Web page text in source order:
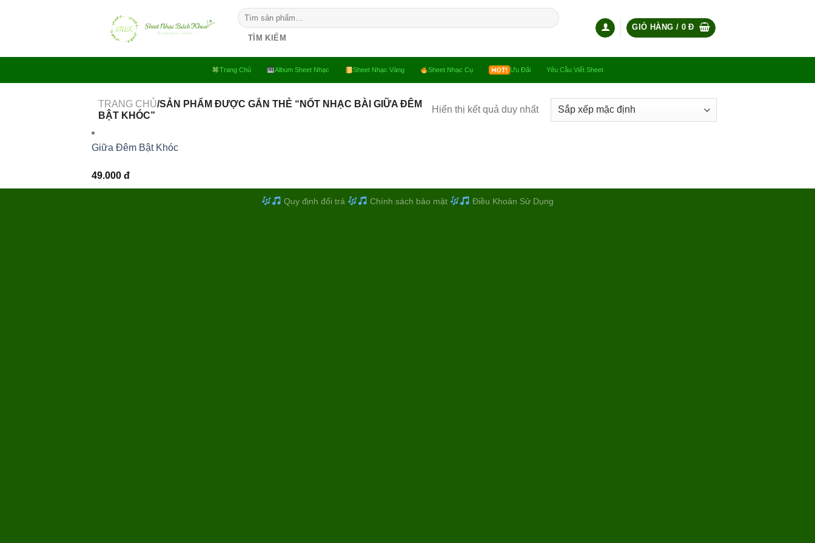
Tìm
kiếm:
TÌM KIẾM
GIỎ HÀNG / 0Đ
Trang Chủ Album Sheet Nhạc Sheet Nhạc Vàng Sheet Nhạc Cụ Ưu Đãi Yêu Cầu Viết Sheet
TRANG CHỦ/SẢN PHẨM ĐƯỢC GẮN THẺ “NỐT NHẠC BÀI GIỮA ĐÊM
BẬT KHÓC”
Hiển thị kết quả duy nhất
Giữa Đêm Bật Khóc
49.000 đ
Quy định đổi trả Chính sách bảo mật Điều Khoản Sử Dụng